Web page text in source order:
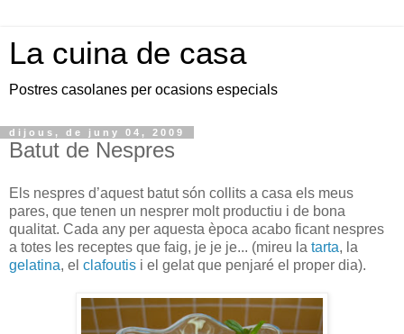
La cuina de casa
Postres casolanes per ocasions especials
dijous, de juny 04, 2009
Batut de Nespres
Els nespres d’aquest batut són collits a casa els meus
pares, que tenen un nesprer molt productiu i de bona
qualitat. Cada any per aquesta època acabo ficant nespres
a totes les receptes que faig, je je je... (mireu la tarta, la
gelatina, el clafoutis i el gelat que penjaré el proper dia).